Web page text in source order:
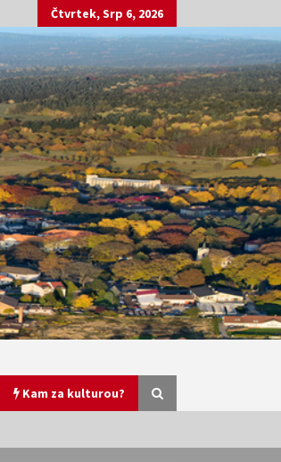
Čtvrtek, Srp 6, 2026
Kam za kulturou?